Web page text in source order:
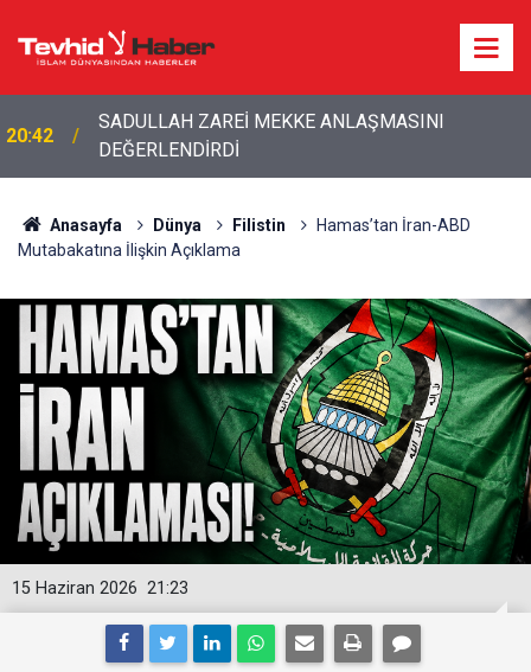
20:20 Bakan Fidan'dan son dakika açıklamalar!
Anasayfa Dünya Filistin
Hamas’tan İran-ABD
Mutabakatına İlişkin Açıklama
21:23
15 Haziran 2026